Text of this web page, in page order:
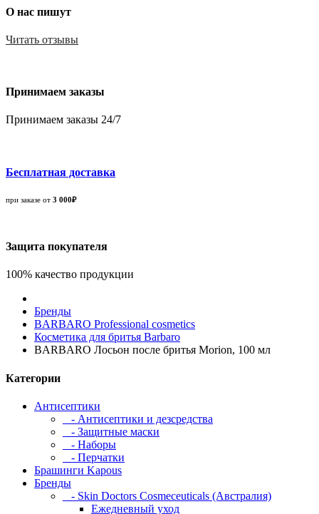
О нас пишут
Читать отзывы
Принимаем заказы
Принимаем заказы 24/7
Бесплатная доставка
при заказе от 3 000₽
Защита покупателя
100% качество продукции
Бренды
BARBARO Professional cosmetics
Косметика для бритья Barbaro
BARBARO Лосьон после бритья Morion, 100 мл
Категории
Антисептики
- Антисептики и дезсредства
- Защитные маски
- Наборы
- Перчатки
Брашинги Kapous
Бренды
- Skin Doctors Cosmeceuticals (Австралия)
Ежедневный уход